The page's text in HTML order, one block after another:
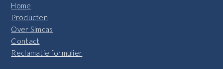
Home
Producten
Over Simcas
Contact
Reclamatie formulier